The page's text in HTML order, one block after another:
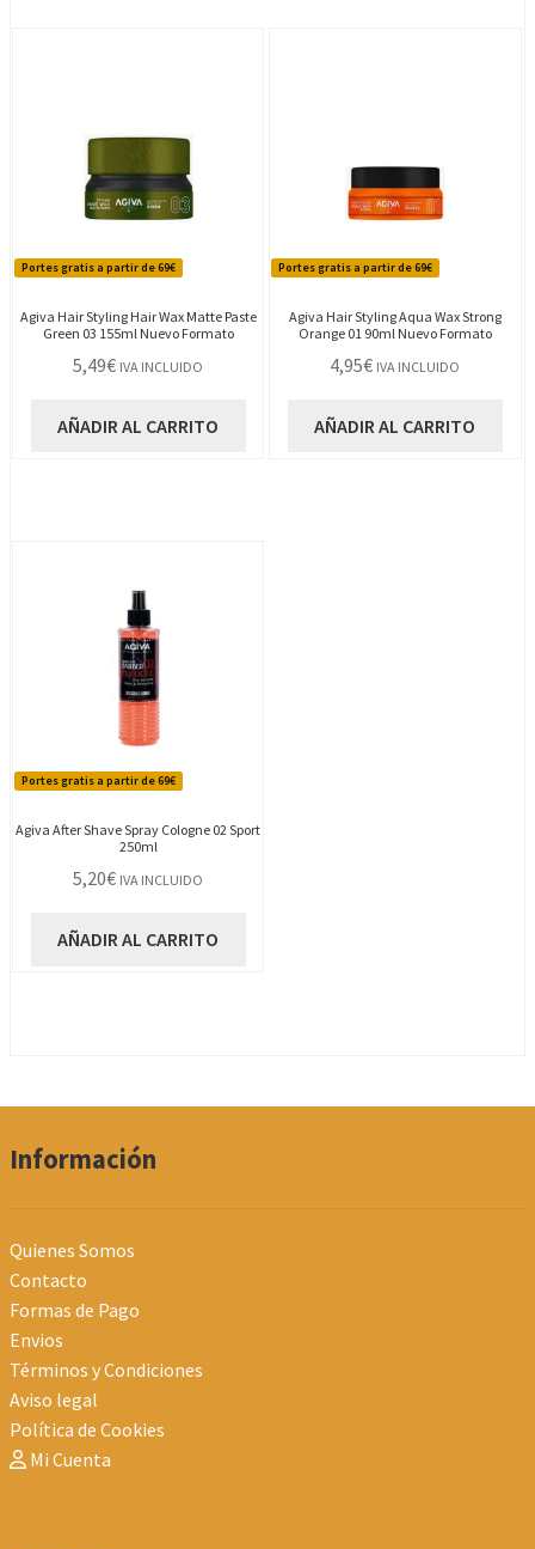
Portes gratis a partir de 69€
Agiva Hair Styling Hair Wax Matte Paste
Green 03 155ml Nuevo Formato
5,49€ IVA INCLUIDO
AÑADIR AL CARRITO
Portes gratis a partir de 69€
Agiva Hair Styling Aqua Wax Strong
Orange 01 90ml Nuevo Formato
4,95€ IVA INCLUIDO
AÑADIR AL CARRITO
Portes gratis a partir de 69€
Agiva After Shave Spray Cologne 02 Sport
250ml
5,20€ IVA INCLUIDO
AÑADIR AL CARRITO
Información
Quienes Somos
Contacto
Formas de Pago
Envios
Términos y Condiciones
Aviso legal
Política de Cookies
Mi Cuenta